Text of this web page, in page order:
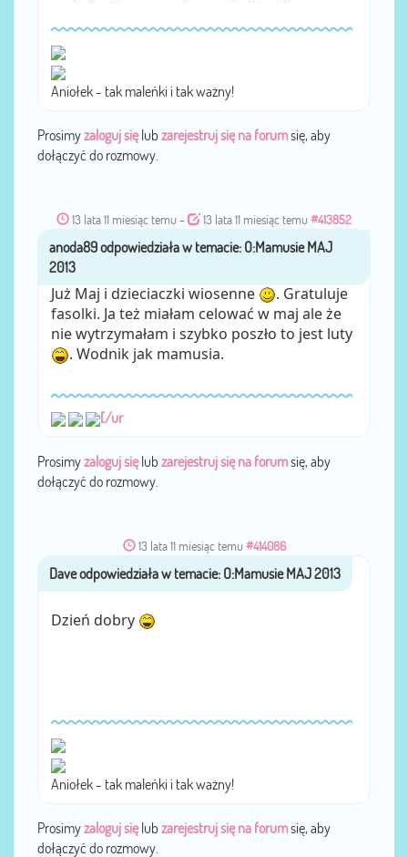
Aniołek - tak maleńki i tak ważny!
Prosimyzaloguj sięlub zarejestruj się na forumsię, aby
dołączyć do rozmowy.
13 lata 11 miesiąc temu - 13 lata 11 miesiąc temu #413852
przezanoda89
Już Maj i dzieciaczki wiosenne
. Gratuluje
fasolki. Ja też miałam celować w maj ale że
nie wytrzymałam i szybko poszło to jest luty
. Wodnik jak mamusia.
[/ur
Prosimyzaloguj sięlub zarejestruj się na forumsię, aby
dołączyć do rozmowy.
13 lata 11 miesiąc temu #414086
przezDave
Dzień dobry
Aniołek - tak maleńki i tak ważny!
Prosimyzaloguj sięlub zarejestruj się na forumsię, aby
dołączyć do rozmowy.